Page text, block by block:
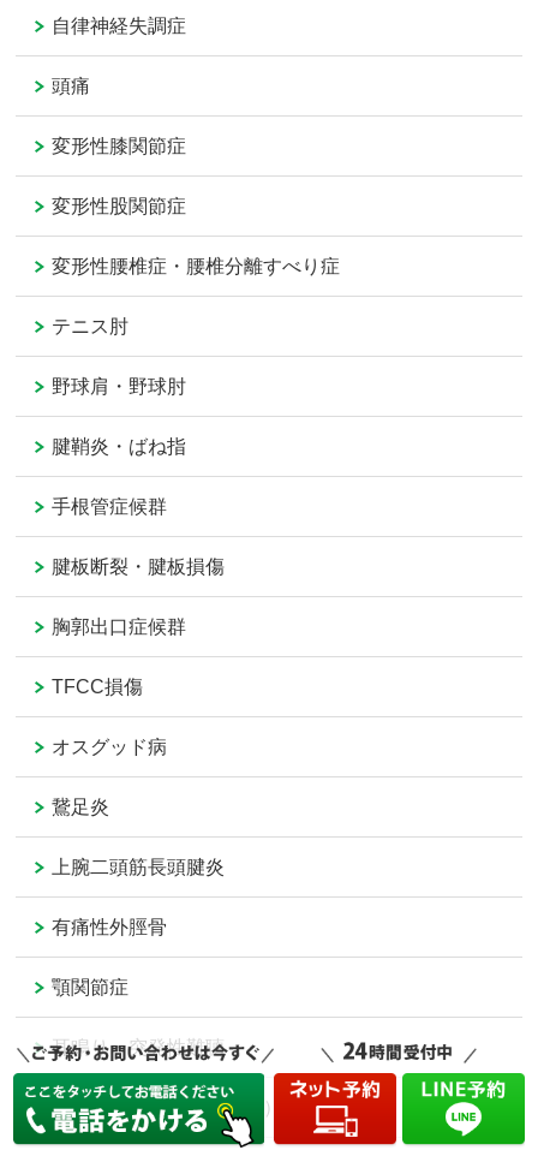
自律神経失調症
頭痛
変形性膝関節症
変形性股関節症
変形性腰椎症・腰椎分離すべり症
テニス肘
野球肩・野球肘
腱鞘炎・ばね指
手根管症候群
腱板断裂・腱板損傷
胸郭出口症候群
TFCC損傷
オスグッド病
鵞足炎
上腕二頭筋長頭腱炎
有痛性外脛骨
顎関節症
耳鳴り・突発性難聴
腸脛靭帯炎（ランナー膝）